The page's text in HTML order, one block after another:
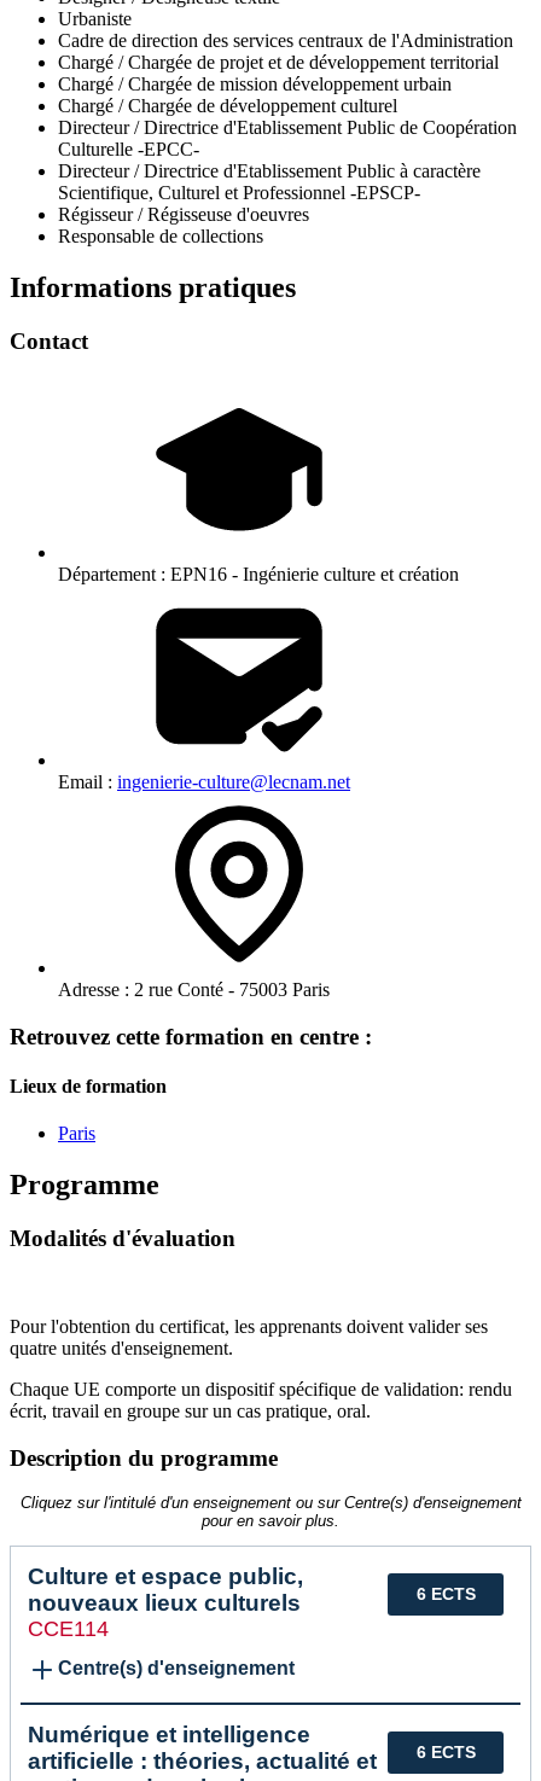
Urbaniste
Cadre de direction des services centraux de l'Administration
Chargé / Chargée de projet et de développement territorial
Chargé / Chargée de mission développement urbain
Chargé / Chargée de développement culturel
Directeur / Directrice d'Etablissement Public de Coopération
Culturelle -EPCC-
Directeur / Directrice d'Etablissement Public à caractère
Scientifique, Culturel et Professionnel -EPSCP-
Régisseur / Régisseuse d'oeuvres
Responsable de collections
Informations pratiques
Contact
Département : EPN16 - Ingénierie culture et création
Email : ingenierie-culture@lecnam.net
Adresse : 2 rue Conté - 75003 Paris
Retrouvez cette formation en centre :
Lieux de formation
Paris
Programme
Modalités d'évaluation
Pour l'obtention du certificat, les apprenants doivent valider ses
quatre unités d'enseignement.
Chaque UE comporte un dispositif spécifique de validation: rendu
écrit, travail en groupe sur un cas pratique, oral.
Description du programme
Cliquez sur l'intitulé d'un enseignement ou sur Centre(s) d'enseignement
pour en savoir plus.
6 ECTS
Culture et espace public,
nouveaux lieux culturels
CCE114
Centre(s) d'enseignement
6 ECTS
Numérique et intelligence
artificielle : théories, actualité et